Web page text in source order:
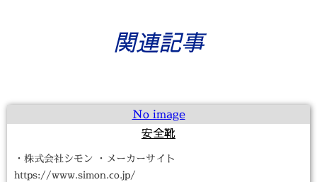
関連記事
No image
安全靴
・株式会社シモン ・メーカーサイト
https://www.simon.co.jp/